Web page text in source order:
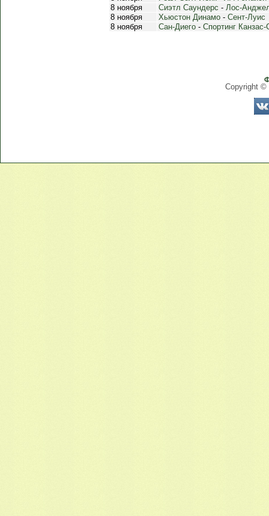
8 ноября
Сиэтл Саундерс - Лос-
8 ноября
Хьюстон Динамо - Сент-Луис
8 ноября
Сан-Диего - Спортинг Канзас-
Copyright